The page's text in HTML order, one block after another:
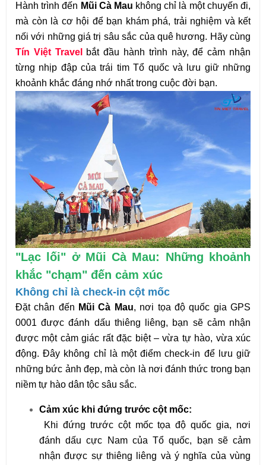
Hành trình đến Mũi Cà Mau không chỉ là một chuyến đi,
mà còn là cơ hội để bạn khám phá, trải nghiệm và kết
nối với những giá trị sâu sắc của quê hương. Hãy cùng
Tín Việt Travel
bắt đầu hành trình này, để cảm nhận
từng nhịp đập của trái tim Tổ quốc và lưu giữ những
khoảnh khắc đáng nhớ nhất trong cuộc đời bạn.
"Lạc lối" ở Mũi Cà Mau: Những khoảnh
khắc "chạm" đến cảm xúc
Không chỉ là check-in cột mốc
Đặt chân đến Mũi Cà Mau, nơi tọa độ quốc gia GPS
0001 được đánh dấu thiêng liêng, bạn sẽ cảm nhận
được một cảm giác rất đặc biệt – vừa tự hào, vừa xúc
động. Đây không chỉ là một điểm check-in để lưu giữ
những bức ảnh đẹp, mà còn là nơi đánh thức trong bạn
niềm tự hào dân tộc sâu sắc.
Cảm xúc khi đứng trước cột mốc:
Khi đứng trước cột mốc tọa độ quốc gia, nơi
đánh dấu cực Nam của Tổ quốc, bạn sẽ cảm
nhận được sự thiêng liêng và ý nghĩa của vùng